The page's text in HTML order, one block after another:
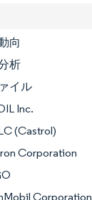
向
析
イル
Inc.
(Castrol)
Corporation
Corporation